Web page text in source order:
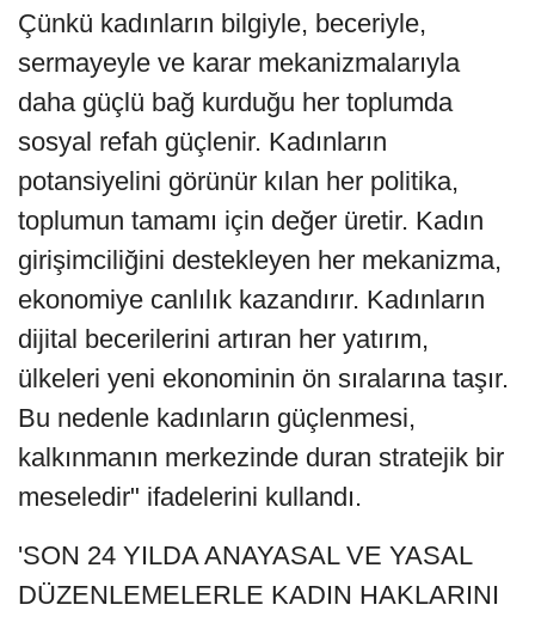
Çünkü kadınların bilgiyle, beceriyle,
sermayeyle ve karar mekanizmalarıyla
daha güçlü bağ kurduğu her toplumda
sosyal refah güçlenir. Kadınların
potansiyelini görünür kılan her politika,
toplumun tamamı için değer üretir. Kadın
girişimciliğini destekleyen her mekanizma,
ekonomiye canlılık kazandırır. Kadınların
dijital becerilerini artıran her yatırım,
ülkeleri yeni ekonominin ön sıralarına taşır.
Bu nedenle kadınların güçlenmesi,
kalkınmanın merkezinde duran stratejik bir
meseledir" ifadelerini kullandı.
'SON 24 YILDA ANAYASAL VE YASAL
DÜZENLEMELERLE KADIN HAKLARINI